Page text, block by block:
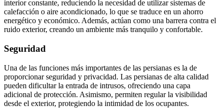
interior constante, reduciendo la necesidad de utilizar sistemas de
calefacción o aire acondicionado, lo que se traduce en un ahorro
energético y económico. Además, actúan como una barrera contra el
ruido exterior, creando un ambiente más tranquilo y confortable.
Seguridad
Una de las funciones más importantes de las persianas es la de
proporcionar seguridad y privacidad. Las persianas de alta calidad
pueden dificultar la entrada de intrusos, ofreciendo una capa
adicional de protección. Asimismo, permiten regular la visibilidad
desde el exterior, protegiendo la intimidad de los ocupantes.